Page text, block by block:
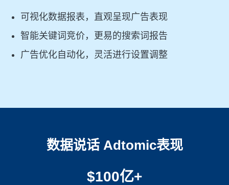
可视化数据报表，直观呈现广告表现
智能关键词竞价，更易的搜索词报告
广告优化自动化，灵活进行设置调整
数据说话 Adtomic表现
$100亿+